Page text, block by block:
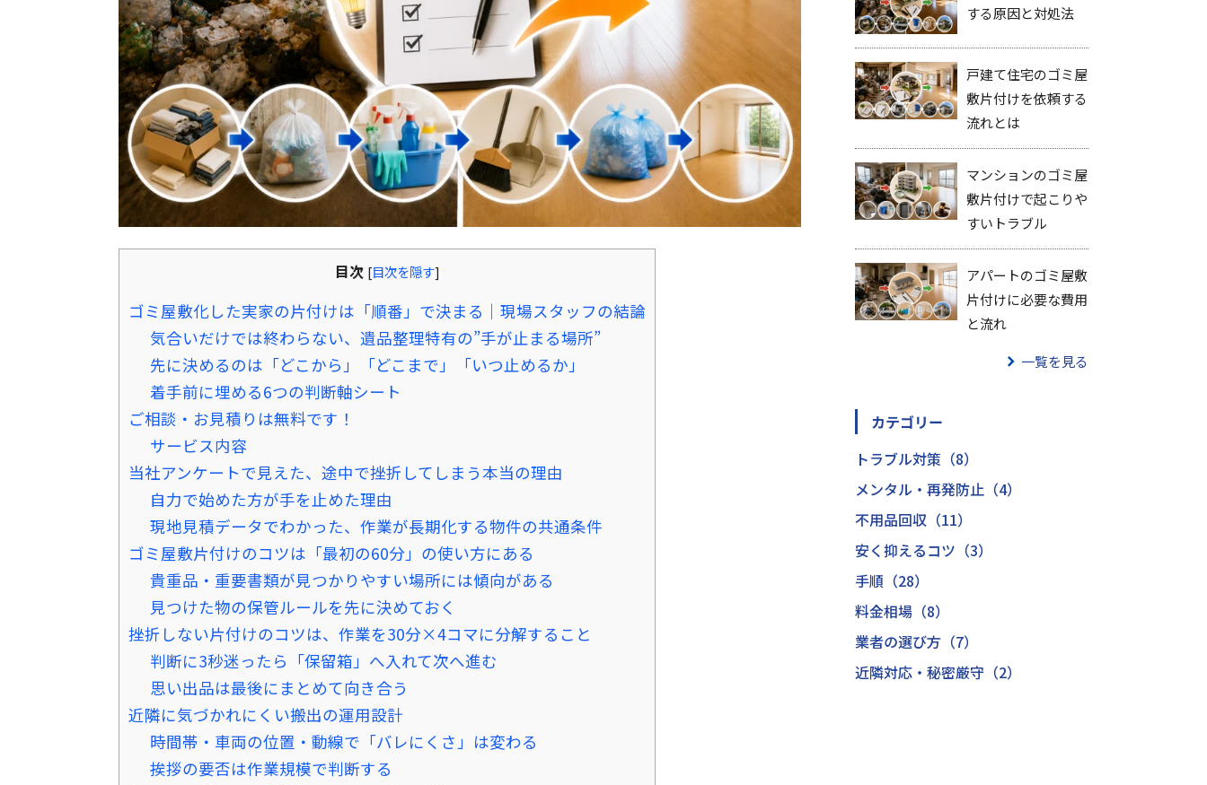
目次 [目次を隠す]
ゴミ屋敷化した実家の片付けは「順番」で決まる｜現場スタッフの結論
気合いだけでは終わらない、遺品整理特有の”手が止まる場所”
先に決めるのは「どこから」「どこまで」「いつ止めるか」
着手前に埋める6つの判断軸シート
ご相談・お見積りは無料です！
サービス内容
当社アンケートで見えた、途中で挫折してしまう本当の理由
自力で始めた方が手を止めた理由
現地見積データでわかった、作業が長期化する物件の共通条件
ゴミ屋敷片付けのコツは「最初の60分」の使い方にある
貴重品・重要書類が見つかりやすい場所には傾向がある
見つけた物の保管ルールを先に決めておく
挫折しない片付けのコツは、作業を30分×4コマに分解すること
判断に3秒迷ったら「保留箱」へ入れて次へ進む
思い出品は最後にまとめて向き合う
近隣に気づかれにくい搬出の運用設計
時間帯・車両の位置・動線で「バレにくさ」は変わる
挨拶の要否は作業規模で判断する
する原因と対処法
戸建て住宅のゴミ屋
敷片付けを依頼する
流れとは
マンションのゴミ屋
敷片付けで起こりや
すいトラブル
アパートのゴミ屋敷
片付けに必要な費用
と流れ
一覧を見る
カテゴリー
トラブル対策（8）
メンタル・再発防止（4）
不用品回収（11）
安く抑えるコツ（3）
手順（28）
料金相場（8）
業者の選び方（7）
近隣対応・秘密厳守（2）